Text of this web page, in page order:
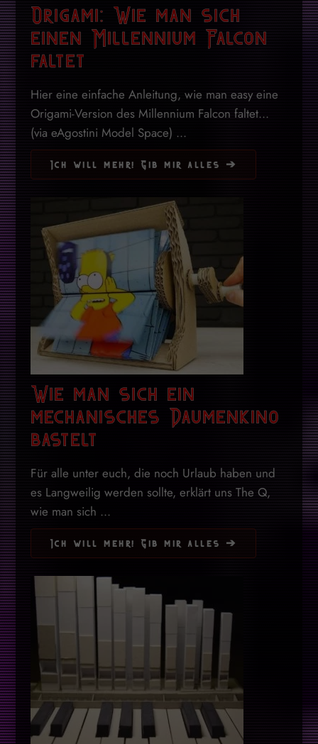
Origami: Wie man sich
einen Millennium Falcon
faltet
Hier eine einfache Anleitung, wie man easy eine
Origami-Version des Millennium Falcon faltet...
(via eAgostini Model Space) ...
Ich will mehr! Gib mir alles ➔
Wie man sich ein
mechanisches Daumenkino
bastelt
Für alle unter euch, die noch Urlaub haben und
es Langweilig werden sollte, erklärt uns The Q,
wie man sich ...
Ich will mehr! Gib mir alles ➔